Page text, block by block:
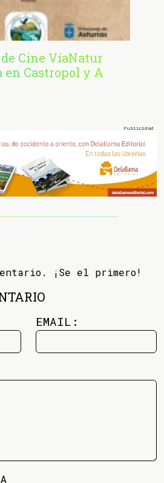
Cine VíaNatur
en Castropol y A
¡Se el primero!
EMAIL: